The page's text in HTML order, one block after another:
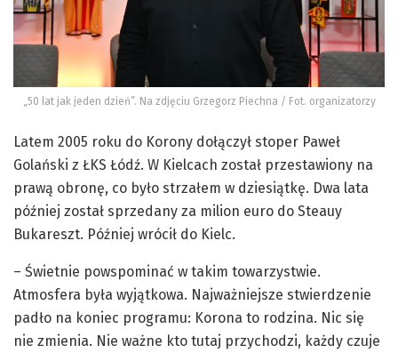
„50 lat jak jeden dzień”. Na zdjęciu Grzegorz Piechna / Fot. organizatorzy
Latem 2005 roku do Korony dołączył stoper Paweł
Golański z ŁKS Łódź. W Kielcach został przestawiony na
prawą obronę, co było strzałem w dziesiątkę. Dwa lata
później został sprzedany za milion euro do Steauy
Bukareszt. Później wrócił do Kielc.
– Świetnie powspominać w takim towarzystwie.
Atmosfera była wyjątkowa. Najważniejsze stwierdzenie
padło na koniec programu: Korona to rodzina. Nic się
nie zmienia. Nie ważne kto tutaj przychodzi, każdy czuje